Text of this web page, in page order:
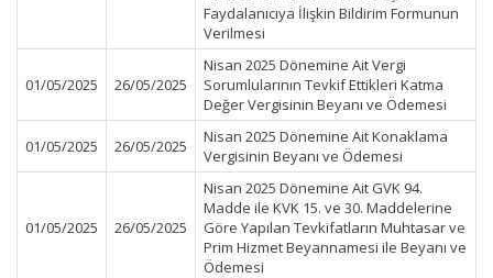
Faydalanıcıya İlişkin Bildirim Formunun
Verilmesi
01/05/2025 26/05/2025
Nisan 2025 Dönemine Ait Vergi
Sorumlularının Tevkif Ettikleri Katma
Değer Vergisinin Beyanı ve Ödemesi
01/05/2025 26/05/2025
Nisan 2025 Dönemine Ait Konaklama
Vergisinin Beyanı ve Ödemesi
01/05/2025 26/05/2025
Nisan 2025 Dönemine Ait GVK 94.
Madde ile KVK 15. ve 30. Maddelerine
Göre Yapılan Tevkifatların Muhtasar ve
Prim Hizmet Beyannamesi ile Beyanı ve
Ödemesi